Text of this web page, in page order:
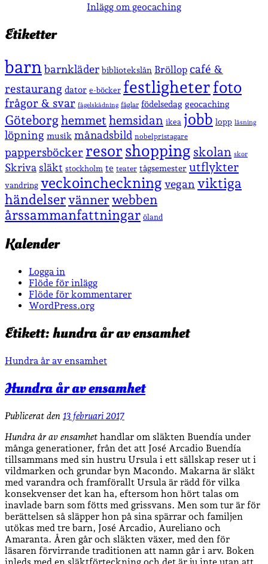
Inlägg om geocaching
Etiketter
barnbarnkläder bibliotekslån Bröllop café &
restaurang dator e-böcker festligheterfoto
frågor & svar fågelskådning fåglar födelsedag geocaching
Göteborghemmet hemsidan ikea jobb lopp läsning
löpning musik månadsbild nobelpristagare
pappersböcker resor shopping skolan skor
Skriva släkt stockholm te teater tågsemester utflykter
vandring veckoincheckning vegan viktiga
händelservänner webben
årssammanfattningar öland
Kalender
Logga in
Flöde för inlägg
Flöde för kommentarer
WordPress.org
Etikett:hundra år av ensamhet
Hundra år av ensamhet
Hundra år av ensamhet
Publicerat den 13 februari 2017
Hundra år av ensamhet handlar om släkten Buendía under
många generationer, från det att José Arcadio Buendía
tillsammans med sin hustru Ursula i ett sällskap reser ut i
vildmarken och grundar byn Macondo. Makarna är släkt
med varandra och framförallt Ursula är rädd för vilka
konsekvenser det kan ha, eftersom hon hört talas om
inavlade barn som fötts med grissvans. Men som tur är för
berättelsen så släpper hon på sina spärrar och familjen
utökas med tre barn, José Arcadio, Aureliano och
Amaranta. Åren går och släkten växer, med den för
läsaren förvirrande traditionen att namn går i arv. Boken